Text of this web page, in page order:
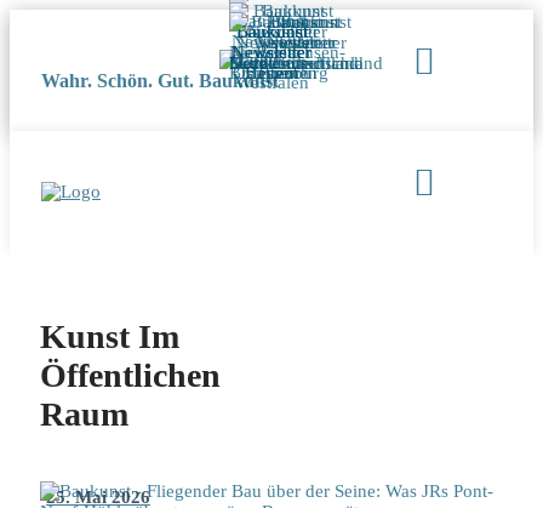
Wahr. Schön. Gut. Baukunst
Kunst Im
Öffentlichen
Raum
25. Mai 2026